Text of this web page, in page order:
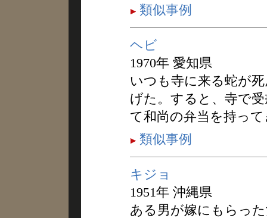
類似事例
ヘビ
1970年 愛知県
いつも寺に来る蛇が
げた。すると、寺で
て和尚の弁当を持っ
類似事例
キジョ
1951年 沖縄県
ある男が嫁にもらっ